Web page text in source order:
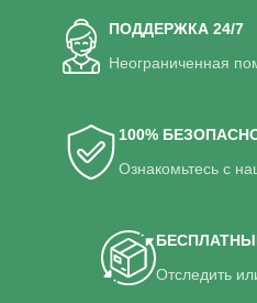
ПОДДЕРЖКА 24/7
Неограниченная
100%
Ознакомьтесь с
Отследить